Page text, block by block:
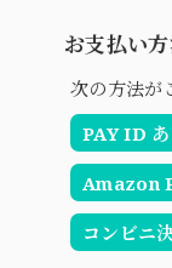
お支払い
次の方法が
PAY ID
Amazon
コンビニ